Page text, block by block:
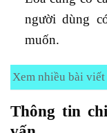
người dùng
muốn.
Xem nhiều bài
Thông tin